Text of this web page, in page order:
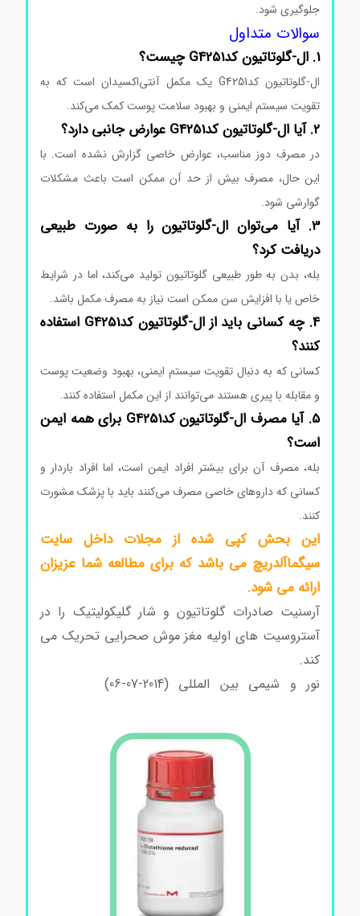
جلوگیری شود.
سوالات متداول
ال-گلوتاتیون کدG4251 یک مکمل آنتی‌اکسیدان است که به
تقویت سیستم ایمنی و بهبود سلامت پوست کمک می‌کند.
در مصرف دوز مناسب، عوارض خاصی گزارش نشده است. با
این حال، مصرف بیش از حد آن ممکن است باعث مشکلات
گوارشی شود.
3. آیا می‌توان ال-گلوتاتیون را به صورت طبیعی
دریافت کرد؟
بله، بدن به طور طبیعی گلوتاتیون تولید می‌کند، اما در شرایط
خاص یا با افزایش سن ممکن است نیاز به مصرف مکمل باشد.
4. چه کسانی باید از ال-گلوتاتیون کدG4251 استفاده
کنند؟
کسانی که به دنبال تقویت سیستم ایمنی، بهبود وضعیت پوست
و مقابله با پیری هستند می‌توانند از این مکمل استفاده کنند.
5. آیا مصرف ال-گلوتاتیون کدG4251 برای همه ایمن
است؟
بله، مصرف آن برای بیشتر افراد ایمن است، اما افراد باردار و
کسانی که داروهای خاصی مصرف می‌کنند باید با پزشک مشورت
کنند.
این بحش کپی شده از مجلات داخل سایت
سیگماآلدریچ می باشد که برای مطالعه شما عزیزان
ارائه می شود.
آرسنیت صادرات گلوتاتیون و شار گلیکولیتیک را در
آستروسیت های اولیه مغز موش صحرایی تحریک می
کند.
نور و شیمی بین المللی (2014-07-06)
ال-گلوتاتیون